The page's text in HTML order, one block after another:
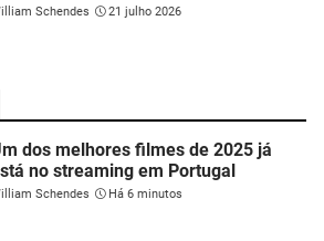
Schendes 21 julho 2026
dos melhores filmes de 2025 já
no streaming em Portugal
Schendes Há 6 minutos